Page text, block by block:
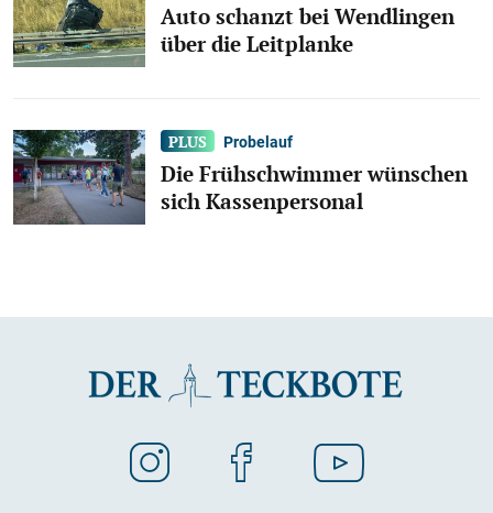
Auto schanzt bei Wendlingen
über die Leitplanke
Probelauf
Die Frühschwimmer wünschen
sich Kassenpersonal